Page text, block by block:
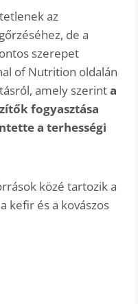
az
de a
szerepet
of Nutrition oldalán
amely szerinta
fogyasztása
a terhességi
közé tartozik a
kefir és a kovászos